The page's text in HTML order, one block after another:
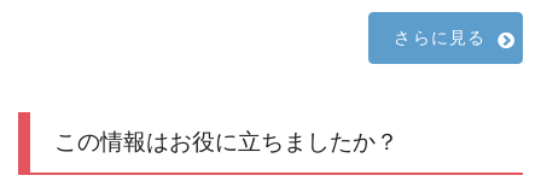
さらに見る
この情報はお役に立ちましたか？